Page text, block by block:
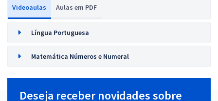
Videoaulas Aulas em PDF
Língua Portuguesa
Matemática Números e Numeral
Deseja receber novidades sobre